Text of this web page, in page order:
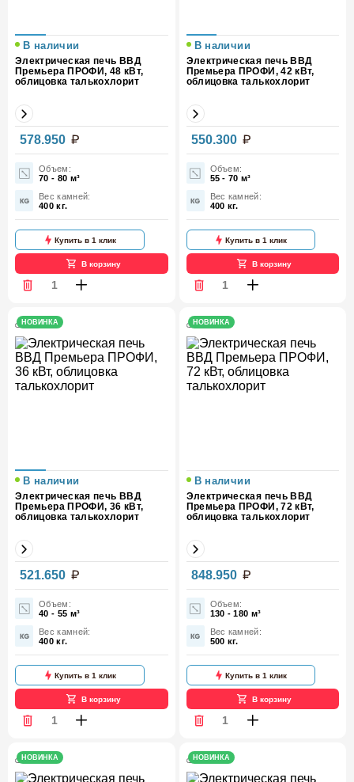
В наличии
Электрическая печь ВВД
Премьера ПРОФИ, 48 кВт,
облицовка талькохлорит
Мощность,
кВт
Вес (кг)
578.950
Объем:
70 - 80 м³
Вес камней:
400 кг.
Купить в 1 клик
В корзину
В наличии
Электрическая печь ВВД
Премьера ПРОФИ, 42 кВт,
облицовка талькохлорит
Мощность,
кВт
Вес (кг)
550.300
Объем:
55 - 70 м³
Вес камней:
400 кг.
Купить в 1 клик
В корзину
НОВИНКА
В наличии
Электрическая печь ВВД
Премьера ПРОФИ, 36 кВт,
облицовка талькохлорит
Мощность,
кВт
Вес (кг)
521.650
Объем:
40 - 55 м³
Вес камней:
400 кг.
Купить в 1 клик
В корзину
НОВИНКА
В наличии
Электрическая печь ВВД
Премьера ПРОФИ, 72 кВт,
облицовка талькохлорит
Мощность,
кВт
Вес (кг)
848.950
Объем:
130 - 180 м³
Вес камней:
500 кг.
Купить в 1 клик
В корзину
НОВИНКА НОВИНКА